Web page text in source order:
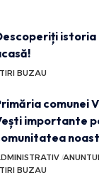
istoria
BUZAU
comunei
importante
BUZAU